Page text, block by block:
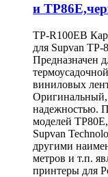
и
TP-R100EB
для Supvan
Предназначен
виниловых
Оригинальный,
надежностью.
моделей
Supvan
другими
метров и т.п.
принтеры для